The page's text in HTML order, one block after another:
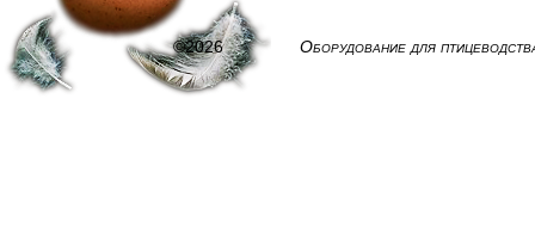
©2026 Оборудование для